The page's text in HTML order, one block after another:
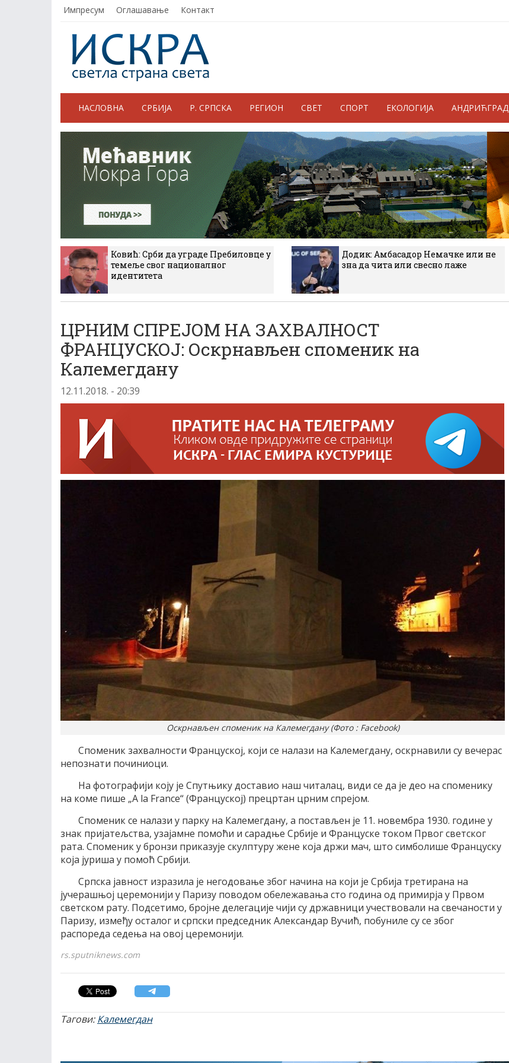
Импресум Оглашавање Контакт
НАСЛОВНА СРБИЈА Р. СРПСКА РЕГИОН СВЕТ СПОРТ ЕКОЛОГИЈА АНДРИЋГРАД
Ковић: Срби да уграде Пребиловце у
темеље свог националног
идентитета
Додик: Амбасадор Немачке или не
зна да чита или свесно лаже
ЦРНИМ СПРЕЈОМ НА ЗАХВАЛНОСТ
ФРАНЦУСКОЈ: Оскрнављен споменик на
Калемегдану
12.11.2018. - 20:39
Оскрнављен споменик на Калемегдану (Фото : Facebook)
Споменик захвалности Француској, који се налази на Калемегдану, оскрнавили су вечерас
непознати починиоци.
На фотографији коју је Спутњику доставио наш читалац, види се да је део на споменику
на коме пише „A la France“ (Француској) прецртан црним спрејом.
Споменик се налази у парку на Калемегдану, а постављен је 11. новембра 1930. године у
знак пријатељства, узајамне помоћи и сарадње Србије и Француске током Првог светског
рата. Споменик у бронзи приказује скулптуру жене која држи мач, што симболише Француску
која јуриша у помоћ Србији.
Српска јавност изразила је негодовање због начина на који је Србија третирана на
јучерашњој церемонији у Паризу поводом обележавања сто година од примирја у Првом
светском рату. Подсетимо, бројне делегације чији су државници учествовали на свечаности у
Паризу, између осталог и српски председник Александар Вучић, побуниле су се због
распореда седења на овој церемонији.
rs.sputniknews.com
Тагови:Калемегдан